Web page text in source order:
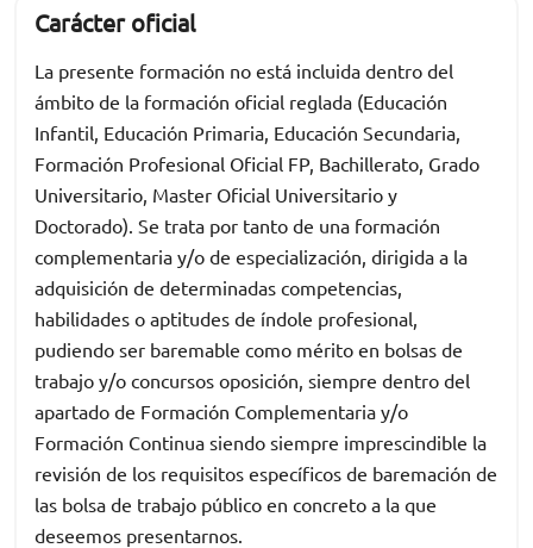
Carácter oficial
La presente formación no está incluida dentro del
ámbito de la formación oficial reglada (Educación
Infantil, Educación Primaria, Educación Secundaria,
Formación Profesional Oficial FP, Bachillerato, Grado
Universitario, Master Oficial Universitario y
Doctorado). Se trata por tanto de una formación
complementaria y/o de especialización, dirigida a la
adquisición de determinadas competencias,
habilidades o aptitudes de índole profesional,
pudiendo ser baremable como mérito en bolsas de
trabajo y/o concursos oposición, siempre dentro del
apartado de Formación Complementaria y/o
Formación Continua siendo siempre imprescindible la
revisión de los requisitos específicos de baremación de
las bolsa de trabajo público en concreto a la que
deseemos presentarnos.